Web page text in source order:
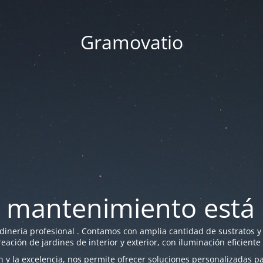
Gramovatio
está
profesional . Contamos con amplia cantidad de sustratos
de jardines de interior y exterior, con iluminación
la excelencia, nos permite ofrecer soluciones personalizadas